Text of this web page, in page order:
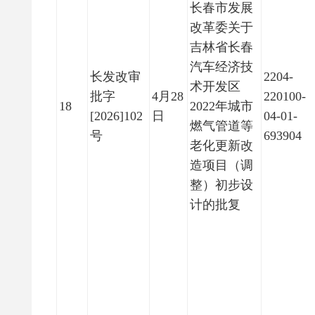
18
长发改审
批字
[2026]102
号
4月28
日
长春市发展
改革委关于
吉林省长春
汽车经济技
术开发区
2022年城市
燃气管道等
老化更新改
造项目（调
整）初步设
计的批复
2204-
220100-
04-01-
693904